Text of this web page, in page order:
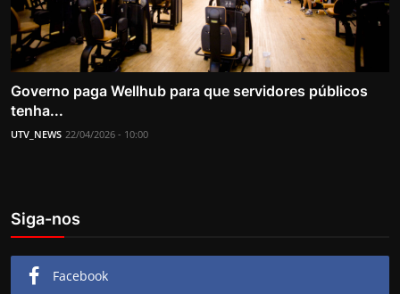
Governo paga Wellhub para que servidores públicos
tenha...
UTV_NEWS 22/04/2026 - 10:00
Siga-nos
Facebook